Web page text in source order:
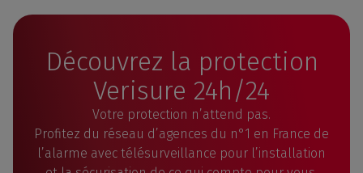
Découvrez la protection
Verisure 24h/24
Votre protection n’attend pas.
Profitez du réseau d’agences du n°1 en France de
l’alarme avec télésurveillance pour l’installation